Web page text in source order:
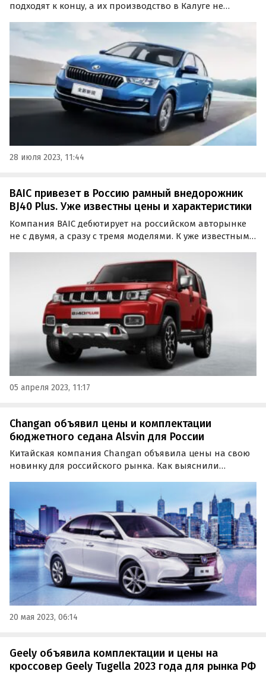
подходят к концу, а их производство в Калуге не
поставляют в Россию из Китая.
28 июля 2023, 11:44
BAIC привезет в Россию рамный внедорожник
BJ40 Plus. Уже известны цены и характеристики
Компания BAIC дебютирует на российском авторынке
не с двумя, а сразу с тремя моделями. К уже известным
внедорожник BJ40 Plus, информацию о котором
«Автоновости дня» обнаружили на официальном
05 апреля 2023, 11:17
Changan объявил цены и комплектации
бюджетного седана Alsvin для России
Китайская компания Changan объявила цены на свою
новинку для российского рынка. Как выяснили
безальтернативным мотором.
20 мая 2023, 06:14
Geely объявила комплектации и цены на
кроссовер Geely Tugella 2023 года для рынка РФ